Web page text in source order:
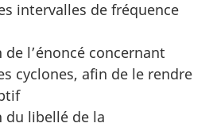
intervalles de fréquence
l’énoncé concernant
cyclones, afin de le rendre
libellé de la